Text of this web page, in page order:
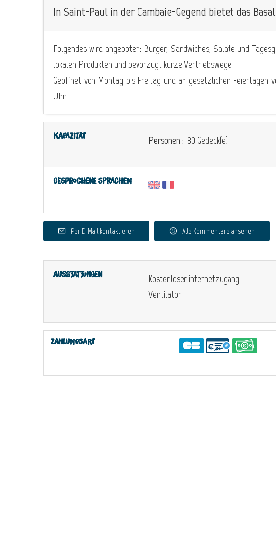
In Saint-Paul in der Cambaie-Gegend bietet das
Folgendes wird angeboten: Burger, Sandwiches, Salate und
lokalen Produkten und bevorzugt kurze Vertriebswege.
Geöffnet von Montag bis Freitag und an gesetzlichen Feiertagen
Uhr.
Kapazität Personen : 80 Gedeck(e)
Gesprochene Sprachen
Per E-Mail kontaktieren Alle Kommentare ansehen
Ausstattungen
Kostenloser internetzugang
Ventilator
Zahlungsart